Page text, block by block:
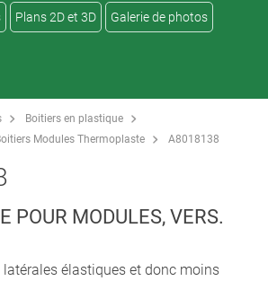
Plans 2D et 3D Galerie de photos
Boitiers en plastique
Modules Thermoplaste A8018138
POUR MODULES, VERS.
élastiques et donc moins